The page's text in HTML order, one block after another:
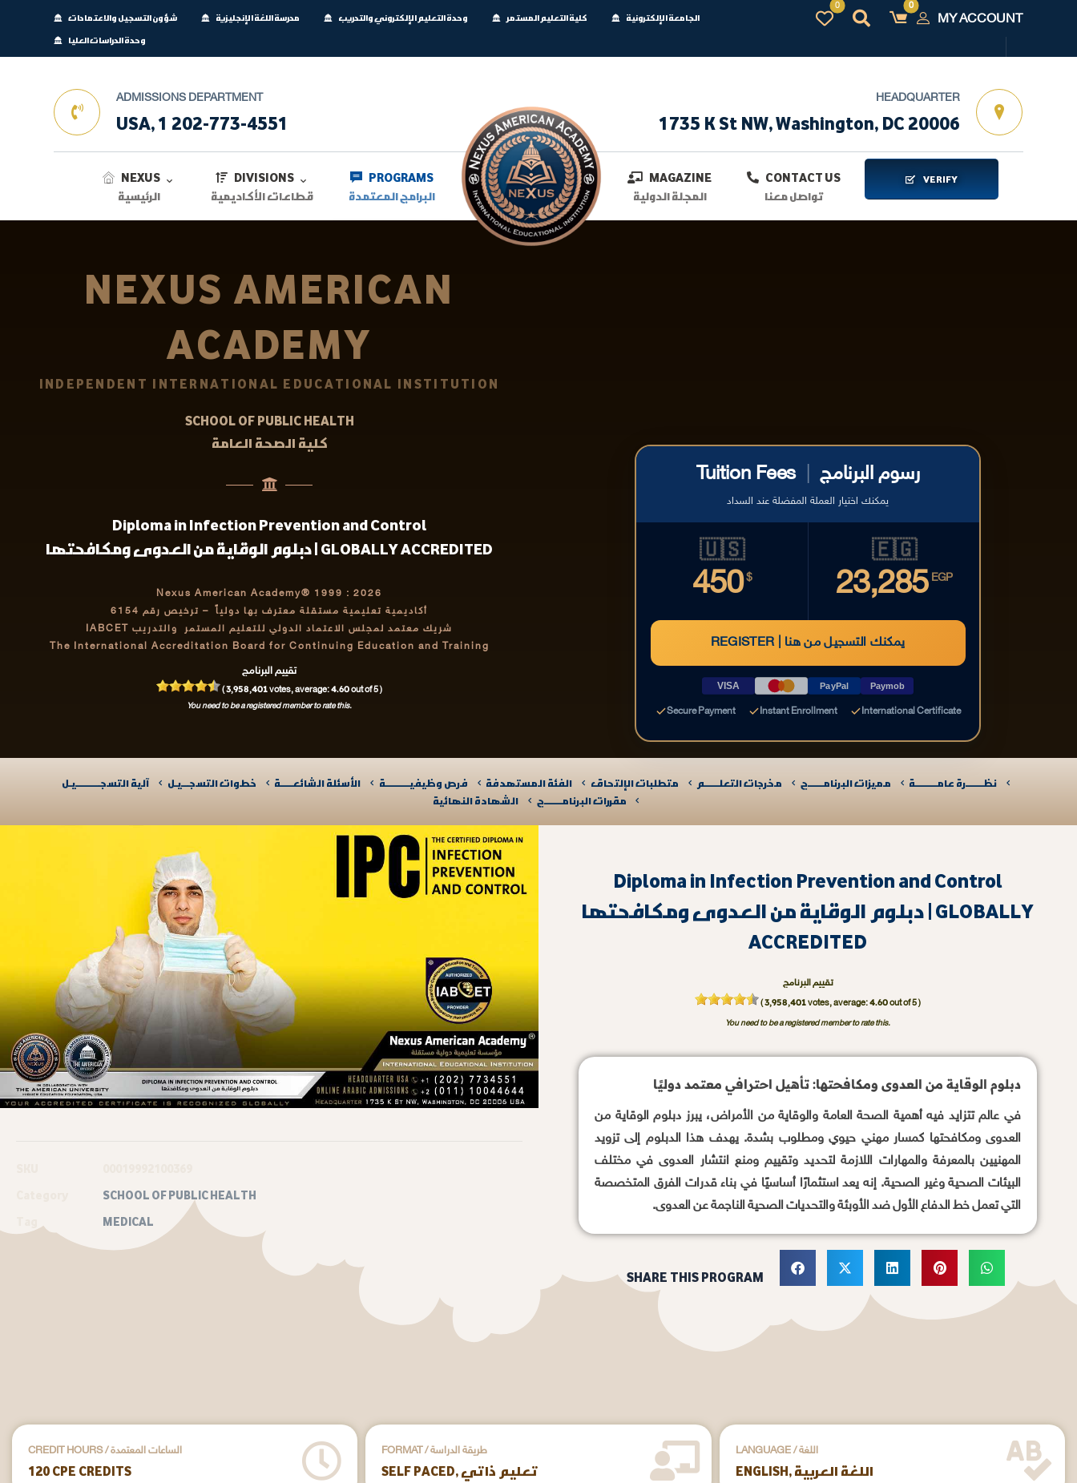
شؤون التسجيل والاعتمادات مدرسة اللغة الإنجليزية وحدة التعليم الإلكتروني والتدريب كلية التعليم المستمر
الجامعة الإلكترونية
وحدة الدراسات العليا
MY ACCOUNT
ADMISSIONS DEPARTMENT
USA, 1 202-773-4551
HEADQUARTER
1735 K St NW, Washington, DC 20006
NEXUS
الرئيسية
DIVISIONS
قطاعات الأكاديمية
PROGRAMS
البرامج المعتمدة
MAGAZINE
المجلة الدولية
CONTACT US
تواصل معنا
VERIFY
NEXUS AMERICAN
ACADEMY
INDEPENDENT INTERNATIONAL EDUCATIONAL INSTITUTION
SCHOOL OF PUBLIC HEALTH
كلية الصحة العامة
Diploma in Infection Prevention and Control
دبلوم الوقاية من العدوى ومكافحتها | GLOBALLY ACCREDITED
Nexus American Academy® 1999 : 2026
أكاديمية تعليمية مستقلة معترف بها دولياً
– ترخيص رقم 6154
شريك معتمد لمجلس الاعتماد الدولي للتعليم المستمر والتدريب IABCET
The International Accreditation Board for Continuing Education and Training
تقييم البرنامج
(3,958,401votes, average:4.60out of 5 )
You need to be a registered member to rate this.
Tuition Fees رسوم البرنامج
يمكنك اختيار العملة المفضلة عند السداد
🇺🇸
450 $
🇪🇬
23,285 EGP
REGISTER | يمكنك التسجيل من هنا
VISA PayPal Paymob
Secure Payment Instant Enrollment International Certificate
نظـــــــرة عامـــــــــة مميزات البرنامــــــج مخرجات التعلــــــم متطلبات الإلتحاق الفئة المستهدفة فرص وظيفيــــــــــة الأسئلة الشائعـــــة خطوات التسجـــيـل
آلية التسجــــــــــيـل​
مقررات البرنامـــــــج
الشهادة النهائية
SCHOOL OF PUBLIC HEALTH
MEDICAL
Diploma in Infection Prevention and Control
دبلوم الوقاية من العدوى ومكافحتها | GLOBALLY
ACCREDITED
تقييم البرنامج
(3,958,401votes, average:4.60out of 5 )
You need to be a registered member to rate this.
دبلوم الوقاية من العدوى ومكافحتها: تأهيل احترافي معتمد دوليًا
في عالم تتزايد فيه أهمية الصحة العامة والوقاية من الأمراض، يبرز دبلوم الوقاية من
العدوى ومكافحتها كمسار مهني حيوي ومطلوب بشدة. يهدف هذا الدبلوم إلى تزويد
المهنيين بالمعرفة والمهارات اللازمة لتحديد وتقييم ومنع انتشار العدوى في مختلف
البيئات الصحية وغير الصحية. إنه يعد استثمارًا أساسيًا في بناء قدرات الفرق المتخصصة
التي تعمل خط الدفاع الأول ضد الأوبئة والتحديات الصحية الناجمة عن العدوى.
SHARE THIS PROGRAM
CREDIT HOURS / الساعات المعتمدة
120 CPE CREDITS
FORMAT / طريقة الدراسة
SELF PACED, تعليم ذاتي
LANGUAGE / اللغة
ENGLISH, اللغة العربية